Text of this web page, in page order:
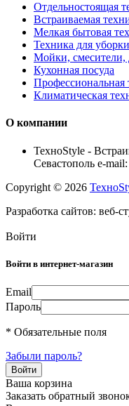
Отдельностоящая
Встраиваемая
Мелкая бытовая
Техника для уборки
Мойки, смесители,
Кухонная посуда
Профессиональная
Климатическая
О компании
TexноStyle -
Севастополь e-
Copyright © 2026
Разработка сайтов: веб-
Войти
Войти в интернет-магазин
Email
Пароль
* Обязательные поля
Забыли пароль?
Ваша корзина
Заказать обратный